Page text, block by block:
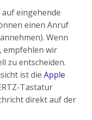
eingehende
einen Anruf
Wenn
empfehlen wir
zu entscheiden.
ist die Apple
Tastatur
direkt auf der